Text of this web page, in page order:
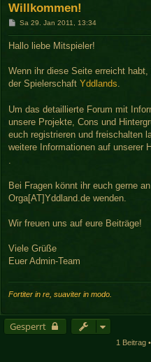
Willkommen!
B
t
g
Sa 29. Jan 2011, 13:34
Hallo liebe Mitspieler!
Wenn ihr diese Seite erreicht
der Spielerschaft Yddlands
Um das detaillierte Forum mit
unsere Projekte, Cons und
euch registrieren und freischalten
weitere Informationen auf unserer
Bei Fragen könnt ihr euch gerne
Orga[AT]Yddland.de wenden.
Wir freuen uns auf eure Beiträge!
Viele Grüße
Euer Admin-Team
Fortiter in re, suaviter in modo.
Gesperrt
1 Beitrag